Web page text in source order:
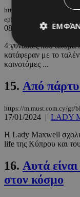
https://m.must.com.cy/gr/
epixeiriseis-toys
08/03/2024|
4 γυναίκες που ακόμα
κατάφεραν με το
καινοτόμες ...
15. Από
https://m.must.com.cy/gr/
17/01/2024 | LADY
Η Lady Maxwell
life της Κύπρου και
16. Αυτά
στον κόσμο
Τα
βασικές
σύνδεση
Ο
χωρίς τα